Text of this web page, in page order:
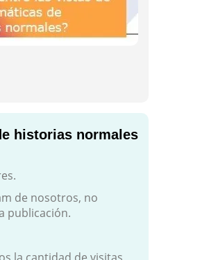
historias normales
de nosotros, no
publicación.
la cantidad de visitas